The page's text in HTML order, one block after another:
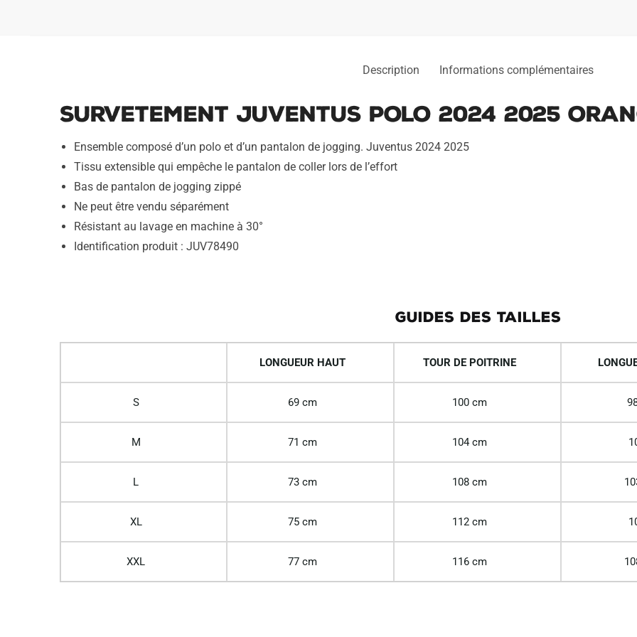
Description Informations complémentaires
Survetement Juventus Polo 2024 2025
Ensemble composé d’un polo et d’un pantalon de jogging. Juventus 2024 2025
Tissu extensible qui empêche le pantalon de coller lors de l’effort
Bas de pantalon de jogging zippé
Ne peut être vendu séparément
Résistant au lavage en machine à 30°
Identification produit : JUV78490
GUIDES DES TAILLES
LONGUEUR HAUT TOUR DE POITRINE
S 69 cm 100 cm
M 71 cm 104 cm
L 73 cm 108 cm
XL 75 cm 112 cm
XXL 77 cm 116 cm